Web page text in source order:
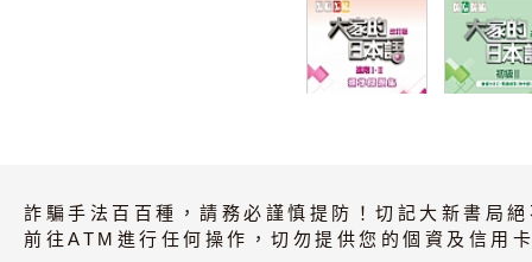
準問題集
ABC・問題
（附中譯）
詐騙手法百百種，請務必謹慎提防！切記大新書局
前往ATM進行任何操作，切勿提供您的個資及信用